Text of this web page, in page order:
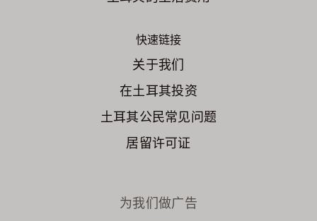
快速链接
关于我们
在土耳其投资
土耳其公民常见问题
居留许可证
为我们做广告